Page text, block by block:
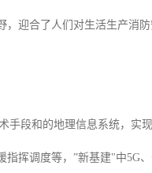
迎合了人们对生活生产消
手段和的地理信息系统，实
挥调度等，”新基建"中5G